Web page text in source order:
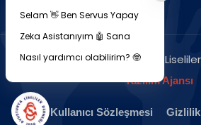
Copyright © 2026 Avusturya
Yazılım Ajansı
Kullanıcı Sözleşmesi
Selam 👋 Ben Servus Yapay
Zeka Asistanıyım 🤖 Sana
Nasıl yardımcı olabilirim? 🤓